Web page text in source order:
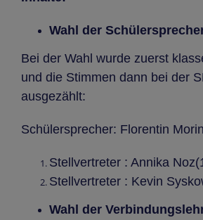
Wahl der
Bei der Wahl wurde zuerst
und die Stimmen dann bei der
ausgezählt:
Schülersprecher: Florentin
Stellvertreter : Annika
Stellvertreter : Kevin
Wahl der